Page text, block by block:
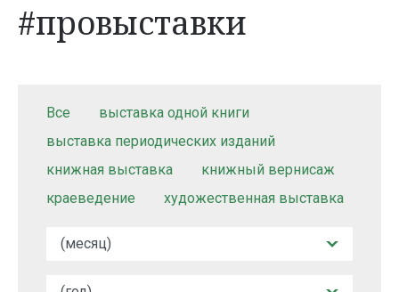
#провыставки
Все
выставка одной книги
выставка периодических изданий
книжная выставка
книжный вернисаж
краеведение
художественная выставка